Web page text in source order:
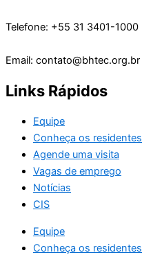
Telefone: +55 31 3401-1000
Email: contato@bhtec.org.br
Links Rápidos
Equipe
Conheça os residentes
Agende uma visita
Vagas de emprego
Notícias
CIS
Equipe
Conheça os residentes